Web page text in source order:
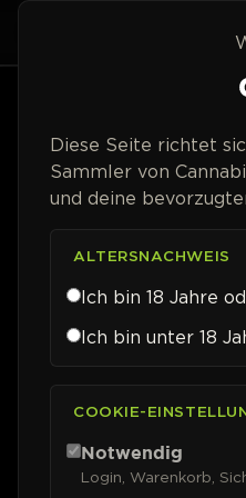
Zum Inhalt springen
Blütetyp
Genetik
THC-Gehalt
Diese Seite richtet
Sammler von
und deine
ALTERSNACHWEIS
Ich bin 18 Jahre
Ich bin unter 18
COOKIE-
Notwendig
Login, Warenkorb,